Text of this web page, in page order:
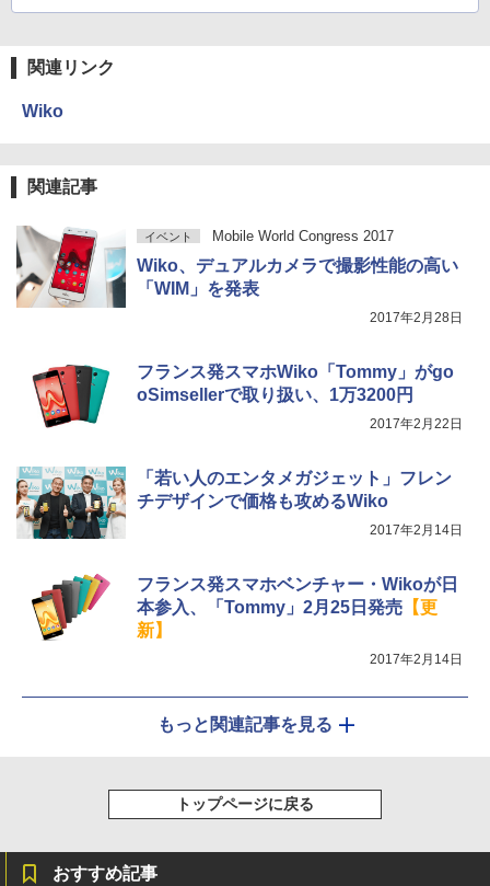
関連リンク
Wiko
関連記事
イベント Mobile World Congress 2017
Wiko、デュアルカメラで撮影性能の高い
「WIM」を発表
2017年2月28日
フランス発スマホWiko「Tommy」がgo
oSimsellerで取り扱い、1万3200円
2017年2月22日
「若い人のエンタメガジェット」フレン
チデザインで価格も攻めるWiko
2017年2月14日
フランス発スマホベンチャー・Wikoが日
本参入、「Tommy」2月25日発売【更
新】
2017年2月14日
もっと関連記事を見る
トップページに戻る
おすすめ記事